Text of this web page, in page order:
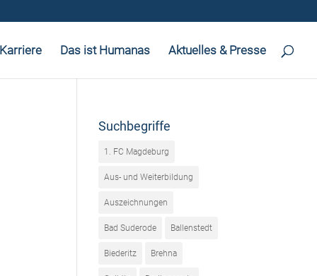
Das ist Humanas Aktuelles & Presse
Suchbegriffe
1. FC Magdeburg
Aus- und Weiterbildung
Auszeichnungen
Bad Suderode Ballenstedt
Biederitz Brehna